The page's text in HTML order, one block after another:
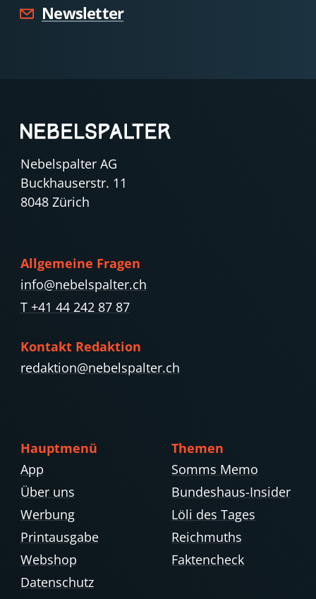
Newsletter
Nebelspalter AG
Buckhauserstr. 11
8048 Zürich
Allgemeine Fragen
info@nebelspalter.ch
T +41 44 242 87 87
Kontakt Redaktion
redaktion@nebelspalter.ch
Hauptmenü
App
Über uns
Werbung
Printausgabe
Webshop
Datenschutz
Themen
Somms Memo
Bundeshaus-Insider
Löli des Tages
Reichmuths
Faktencheck